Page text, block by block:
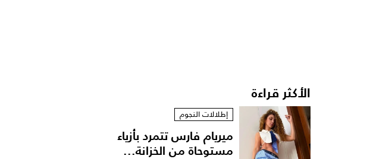
الأكثر قراءة
إطلالات النجوم
ميريام فارس تتمرد بأزياء
مستوحاة من الخزانة...